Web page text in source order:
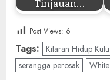
Tinjauan…
Post Views: 6
Tags: Kitaran Hidup
serangga perosak